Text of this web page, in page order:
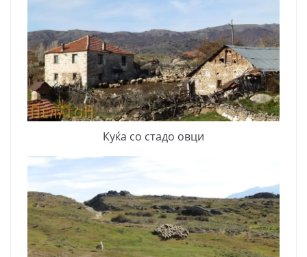
Куќа со стадо овци